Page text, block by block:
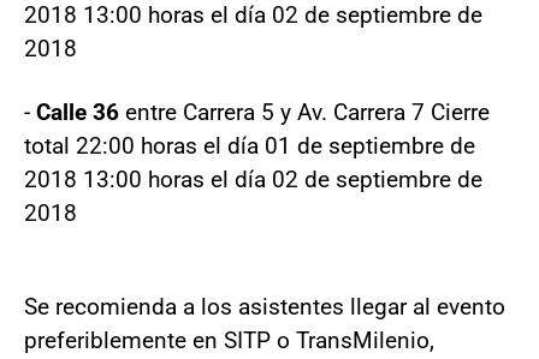
2018 13:00 horas el día 02 de septiembre de
2018
- Calle 36 entre Carrera 5 y Av. Carrera 7 Cierre
total 22:00 horas el día 01 de septiembre de
2018 13:00 horas el día 02 de septiembre de
2018
Se recomienda a los asistentes llegar al evento
preferiblemente en SITP o TransMilenio,